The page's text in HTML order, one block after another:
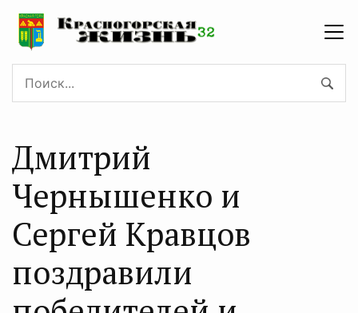
Дмитрий
Чернышенко и
Сергей Кравцов
поздравили